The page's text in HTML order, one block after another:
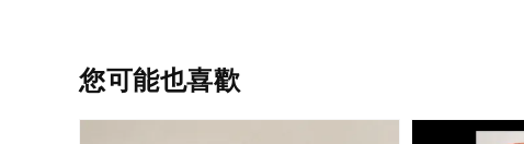
您可能也喜歡